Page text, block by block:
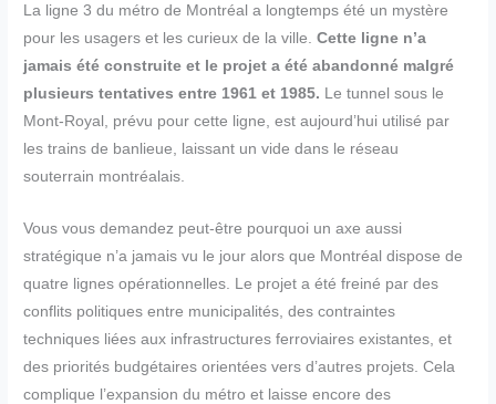
La ligne 3 du métro de Montréal a longtemps été un mystère
pour les usagers et les curieux de la ville.Cette ligne n’a
jamais été construite et le projet a été abandonné malgré
plusieurs tentatives entre 1961 et 1985. Le tunnel sous le
Mont-Royal, prévu pour cette ligne, est aujourd’hui utilisé par
les trains de banlieue, laissant un vide dans le réseau
souterrain montréalais.
Vous vous demandez peut-être pourquoi un axe aussi
stratégique n’a jamais vu le jour alors que Montréal dispose de
quatre lignes opérationnelles. Le projet a été freiné par des
conflits politiques entre municipalités, des contraintes
techniques liées aux infrastructures ferroviaires existantes, et
des priorités budgétaires orientées vers d’autres projets. Cela
complique l’expansion du métro et laisse encore des